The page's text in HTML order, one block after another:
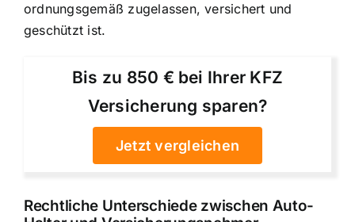
ordnungsgemäß zugelassen, versichert und
geschützt ist.
Bis zu 850 € bei Ihrer KFZ
Versicherung sparen?
Jetzt vergleichen
Rechtliche Unterschiede zwischen Auto-